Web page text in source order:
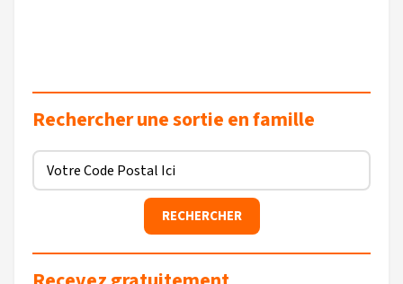
Rechercher une sortie en famille